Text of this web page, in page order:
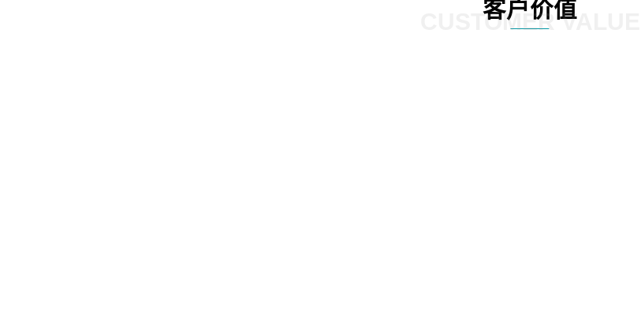
客户价值
CUSTOMER VALUE